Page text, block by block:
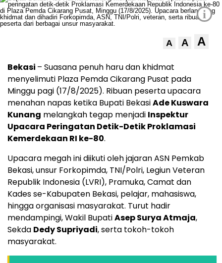
i
A A A
Bekasi – Suasana penuh haru dan khidmat
menyelimuti Plaza Pemda Cikarang Pusat pada
Minggu pagi (17/8/2025). Ribuan peserta upacara
menahan napas ketika Bupati BekasiAde Kuswara
Kunang melangkah tegap menjadi Inspektur
Upacara Peringatan Detik-Detik Proklamasi
Kemerdekaan RI ke-80.
Upacara megah ini diikuti oleh jajaran ASN Pemkab
Bekasi, unsur Forkopimda, TNI/Polri, Legiun Veteran
Republik Indonesia (LVRI), Pramuka, Camat dan
Kades se-Kabupaten Bekasi, pelajar, mahasiswa,
hingga organisasi masyarakat. Turut hadir
mendampingi, Wakil BupatiAsep Surya Atmaja,
Sekda Dedy Supriyadi, serta tokoh-tokoh
masyarakat.